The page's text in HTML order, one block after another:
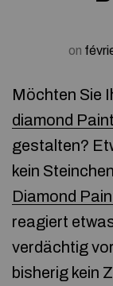
on
Möchten Sie
diamond
gestalten?
kein
Diamond
reagiert
verdächtig
bisherig kein